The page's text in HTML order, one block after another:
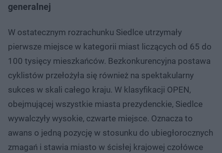
generalnej
W ostatecznym rozrachunku Siedlce utrzymały
pierwsze miejsce w kategorii miast liczących od 65 do
100 tysięcy mieszkańców. Bezkonkurencyjna postawa
cyklistów przełożyła się również na spektakularny
sukces w skali całego kraju. W klasyfikacji OPEN,
obejmującej wszystkie miasta prezydenckie, Siedlce
wywalczyły wysokie, czwarte miejsce. Oznacza to
awans o jedną pozycję w stosunku do ubiegłorocznych
zmagań i stawia miasto w ścisłej krajowej czołówce